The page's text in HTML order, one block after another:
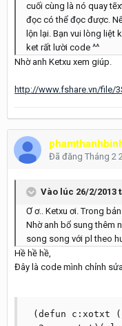
cuối cùng là nó quay
đọc có thể đọc được.
lộn lại. Bạn vui lòng liệt
ket rất lười code ^^
Nhờ anh Ketxu xem giúp.
http://www.fshare.vn/file/
Đã đăng Tháng 2
Vào lúc 26/2/2013
Ơ ơ.. Ketxu ơi. Trong
Nhờ anh bổ sung thêm
song song với pl theo
Hề hề hề,
Đây là code mình chỉnh
(defun c:xotxt